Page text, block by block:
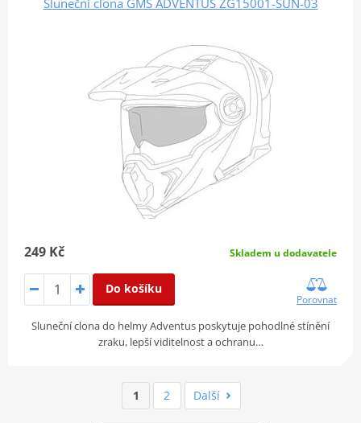
249 Kč Skladem u dodavatele
Do košíku
Porovnat
Sluneční clona do helmy Adventus poskytuje pohodlné stínění
zraku, lepší viditelnost a ochranu…
1 2 Další